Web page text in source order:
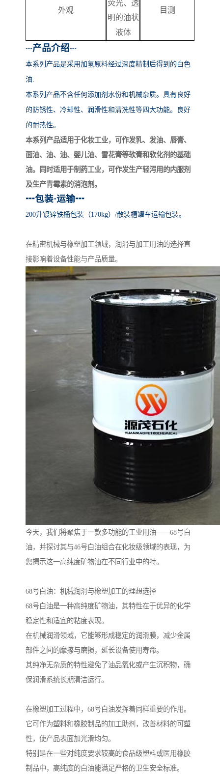
外观
荧光、透
明的油状
液体
目测
┅产品介绍┅
本系列产品是采用加氢原料经过深度精制后得到的白色
油.
本系列产品不含任何添加剂水份和机械杂质。具有良好
的防锈性、冷却性、润滑性和清洗性等四大功能。良好
的耐热性。
本系列产品适用于化妆工业，可作发乳、发油、唇膏、
面油、油、油、婴儿油、雪花膏等软膏和软化剂的基础
油。同时适用于制药工业，可作发生产轻泻用的内服剂
及生产青霉素的消泡剂。
┅包装·运输┅
200升镀锌铁桶包装（170kg）/散装槽罐车运输包装。
在精密机械与橡塑加工领域，润滑与加工用油的选择直
接影响着设备性能与产品质量。
今天，我们将聚焦于一款多功能的工业用油——68号白
油，并探讨其与46号白油组合在化妆级领域的表现，为
您揭示这一高纯度矿物油在不同行业中的特。
68号白油：机械润滑与橡塑加工的理想选择
68号白油是一种高纯度矿物油，其特性在于优异的化学
稳定性和适宜的粘度表现。
在机械润滑领域，它能够形成稳定的润滑膜，减少金属
部件之间的摩擦与磨损，延长设备使用寿命。
其纯净无杂质的特性避免了油品氧化或产生沉积物，确
保润滑系统长期清洁运行。
在橡塑加工过程中，68号白油发挥着同样重要的作用。
它可作为塑料和橡胶制品的加工助剂，改善材料的可塑
性，使产品表面加光滑均匀。
特别是在一些对纯度要求较高的食品级塑料或医用橡胶
制品中，高纯度的白油能满足严格的卫生安全标准。